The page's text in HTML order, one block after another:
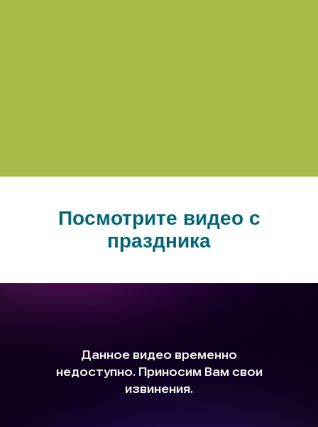
Посмотрите видео с
праздника